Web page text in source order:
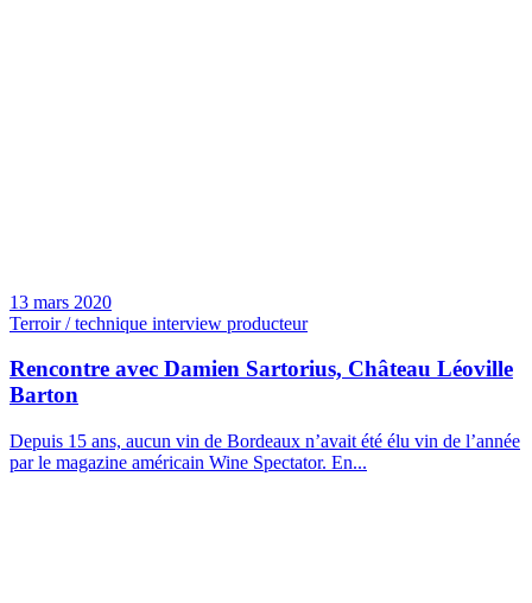
13 mars 2020
Terroir / technique interview producteur
Rencontre avec Damien Sartorius, Château Léoville
Barton
Depuis 15 ans, aucun vin de Bordeaux n’avait été élu vin de l’année
par le magazine américain Wine Spectator. En...